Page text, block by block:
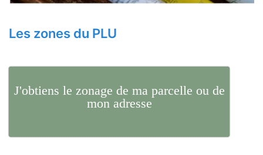
Les zones du PLU
J'obtiens le zonage de ma parcelle ou de
mon adresse